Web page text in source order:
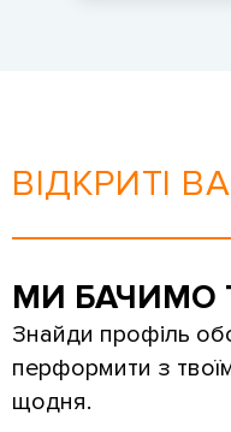
ВІДКРИТІ
МИ БАЧИМО
Знайди профіль
перформити з
щодня.